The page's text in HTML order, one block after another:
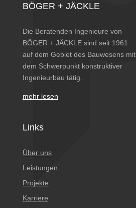
BÖGER + JÄCKLE
Die Beratenden Ingenieure von
BÖGER + JÄCKLE sind seit 1961
auf dem Gebiet des Bauwesens mit
dem Schwerpunkt konstruktiver
Ingenieurbau tätig.
mehr lesen
Links
Über uns
Leistungen
Projekte
Karriere